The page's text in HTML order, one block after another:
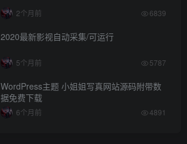
2个月前 6839
2020最新影视自动采集/可运行
5个月前 5787
WordPress主题 小姐姐写真网站源码附带数
据免费下载
6个月前 4891